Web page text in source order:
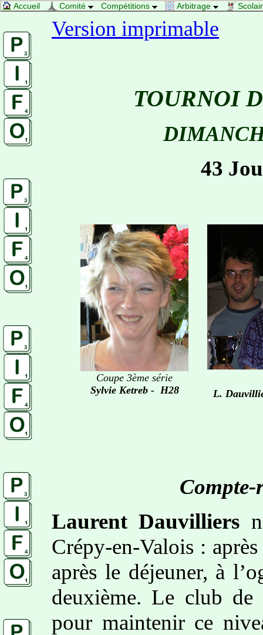
Accueil Comité Compétitions Arbitrage
Version imprimable
TOURNOI
43
Coupe 3ème série
Sylvie Ketreb - H28
L.
Laurent Dauvilliers
Crépy-en-Valois :
après le déjeuner, à
deuxième. Le club de
pour maintenir ce